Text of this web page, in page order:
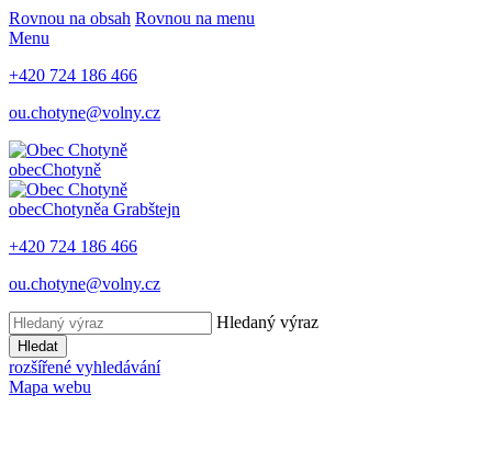
Rovnou na obsah Rovnou na menu
Menu
+420 724 186 466
ou.chotyne@volny.cz
obecChotyně
obecChotyněa Grabštejn
+420 724 186 466
ou.chotyne@volny.cz
Hledaný výraz
Hledat
rozšířené vyhledávání
Mapa webu